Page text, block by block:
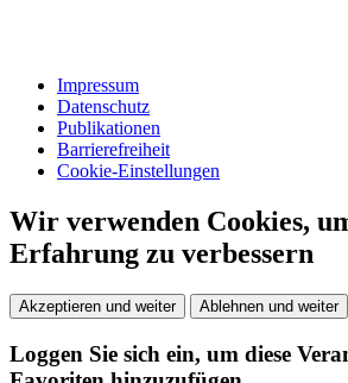
Impressum
Datenschutz
Publikationen
Barrierefreiheit
Cookie-Einstellungen
Wir verwenden Cookies,
Erfahrung zu verbessern
Akzeptieren und weiter Ablehnen und weiter
Loggen Sie sich ein, um diese